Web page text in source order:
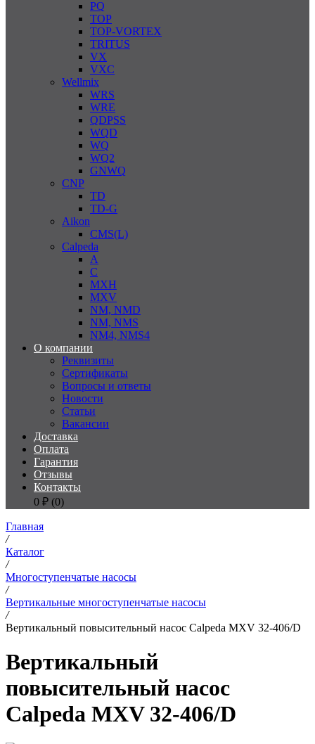
PQ
TOP
TOP-VORTEX
TRITUS
VX
VXC
Wellmix
WRS
WRE
QDPSS
WQD
WQ
WQ2
GNWQ
CNP
TD
TD-G
Aikon
CMS(L)
Calpeda
A
C
MXH
MXV
NM, NMD
NM, NMS
NM4, NMS4
О компании
Реквизиты
Сертификаты
Вопросы и ответы
Новости
Статьи
Вакансии
Доставка
Оплата
Гарантия
Отзывы
Контакты
0 ₽ (0)
Главная
/
Каталог
/
Многоступенчатые насосы
/
Вертикальные многоступенчатые насосы
/
Вертикальный повысительный насос Calpeda MXV 32-406/D
Вертикальный
повысительный насос
Calpeda MXV 32-406/D